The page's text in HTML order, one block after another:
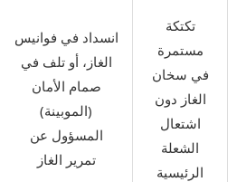
تكتكة
مستمرة
في سخان
الغاز دون
اشتعال
الشعلة
الرئيسية
انسداد في فوانيس
الغاز، أو تلف في
صمام الأمان
(الموبينة)
المسؤول عن
تمرير الغاز